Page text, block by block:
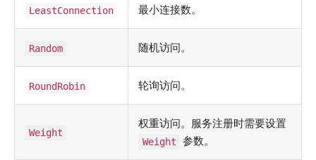
LeastConnection 最小连接数。
Random 随机访问。
RoundRobin 轮询访问。
Weight
权重访问。服务注册时需要设置
Weight 参数。